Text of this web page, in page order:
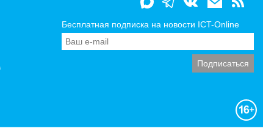
Бесплатная подписка на новости ICT-Online